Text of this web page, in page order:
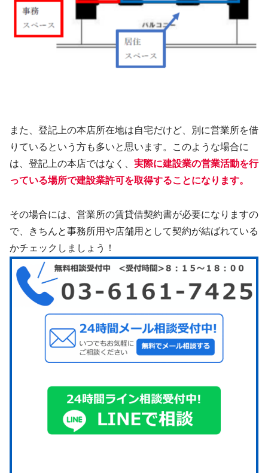
また、登記上の本店所在地は自宅だけど、別に営業所を借
りているという方も多いと思います。このような場合に
は、登記上の本店ではなく、 実際に建設業の営業活動を行
っている場所で建設業許可を取得することになります。
その場合には、営業所の賃貸借契約書が必要になりますの
で、きちんと事務所用や店舗用として契約が結ばれている
かチェックしましょう！